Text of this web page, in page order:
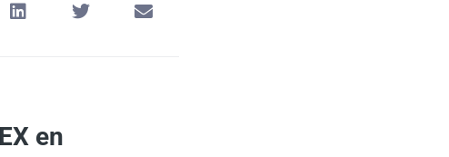
en